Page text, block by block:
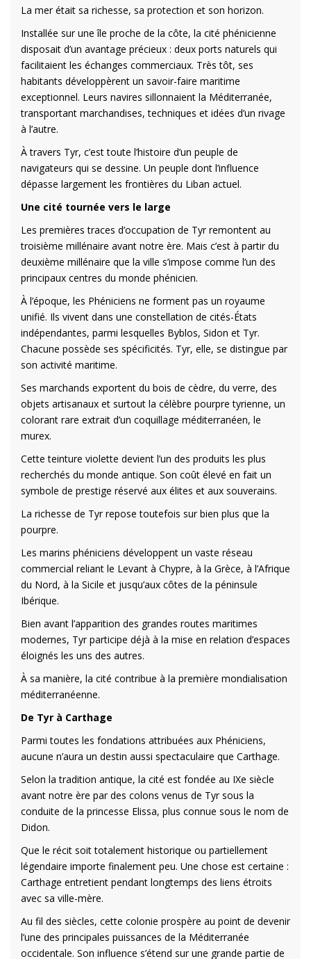
La mer était sa richesse, sa protection et son horizon.
Installée sur une île proche de la côte, la cité phénicienne
disposait d’un avantage précieux : deux ports naturels qui
facilitaient les échanges commerciaux. Très tôt, ses
habitants développèrent un savoir-faire maritime
exceptionnel. Leurs navires sillonnaient la Méditerranée,
transportant marchandises, techniques et idées d’un rivage
à l’autre.
À travers Tyr, c’est toute l’histoire d’un peuple de
navigateurs qui se dessine. Un peuple dont l’influence
dépasse largement les frontières du Liban actuel.
Une cité tournée vers le large
Les premières traces d’occupation de Tyr remontent au
troisième millénaire avant notre ère. Mais c’est à partir du
deuxième millénaire que la ville s’impose comme l’un des
principaux centres du monde phénicien.
À l’époque, les Phéniciens ne forment pas un royaume
unifié. Ils vivent dans une constellation de cités-États
indépendantes, parmi lesquelles Byblos, Sidon et Tyr.
Chacune possède ses spécificités. Tyr, elle, se distingue par
son activité maritime.
Ses marchands exportent du bois de cèdre, du verre, des
objets artisanaux et surtout la célèbre pourpre tyrienne, un
colorant rare extrait d’un coquillage méditerranéen, le
murex.
Cette teinture violette devient l’un des produits les plus
recherchés du monde antique. Son coût élevé en fait un
symbole de prestige réservé aux élites et aux souverains.
La richesse de Tyr repose toutefois sur bien plus que la
pourpre.
Les marins phéniciens développent un vaste réseau
commercial reliant le Levant à Chypre, à la Grèce, à l’Afrique
du Nord, à la Sicile et jusqu’aux côtes de la péninsule
Ibérique.
Bien avant l’apparition des grandes routes maritimes
modernes, Tyr participe déjà à la mise en relation d’espaces
éloignés les uns des autres.
À sa manière, la cité contribue à la première mondialisation
méditerranéenne.
De Tyr à Carthage
Parmi toutes les fondations attribuées aux Phéniciens,
aucune n’aura un destin aussi spectaculaire que Carthage.
Selon la tradition antique, la cité est fondée au IXe siècle
avant notre ère par des colons venus de Tyr sous la
conduite de la princesse Elissa, plus connue sous le nom de
Didon.
Que le récit soit totalement historique ou partiellement
légendaire importe finalement peu. Une chose est certaine :
Carthage entretient pendant longtemps des liens étroits
avec sa ville-mère.
Au fil des siècles, cette colonie prospère au point de devenir
l’une des principales puissances de la Méditerranée
occidentale. Son influence s’étend sur une grande partie de